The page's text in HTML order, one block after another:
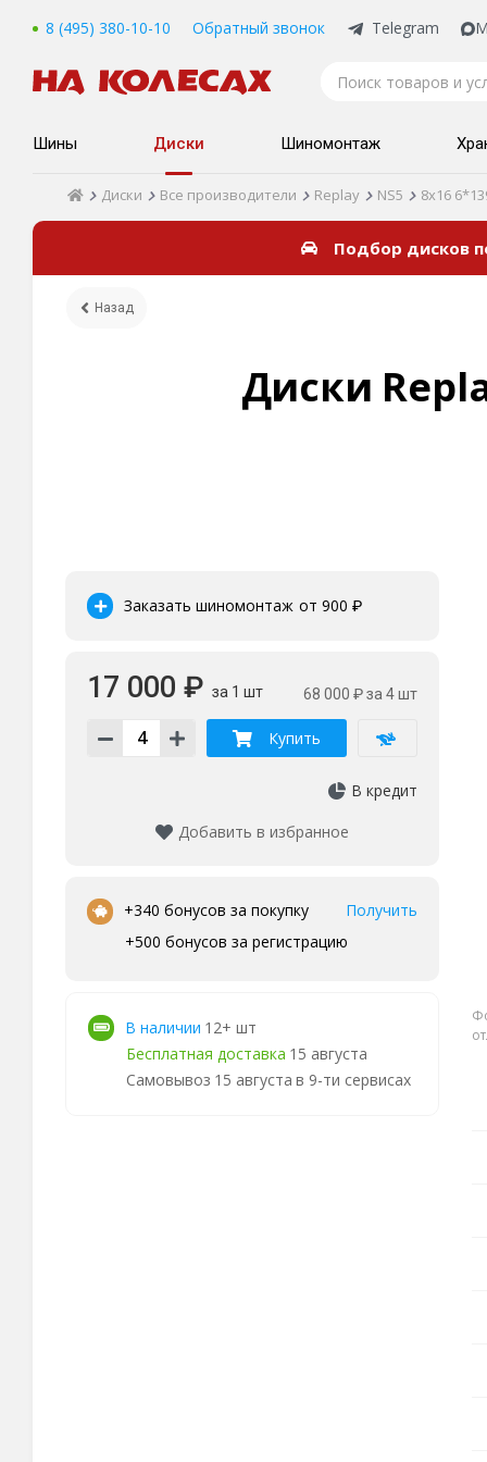
8 (495) 380-10-10 Обратный звонок Telegram
Шины Диски Шиномонтаж
Диски Все производители Replay NS5 8x16
Подбор дисков
Назад
Диски
Заказать шиномонтаж от 900 ₽
17 000 ₽ за 1 шт 68 000 ₽за 4 шт
Купить
В кредит
Добавить в избранное
•
+340 бонусов за покупку
Получить
+500 бонусов за регистрацию
В наличии 12+ шт
Бесплатная доставка 15 августа
Самовывоз 15 августа в 9-ти сервисах